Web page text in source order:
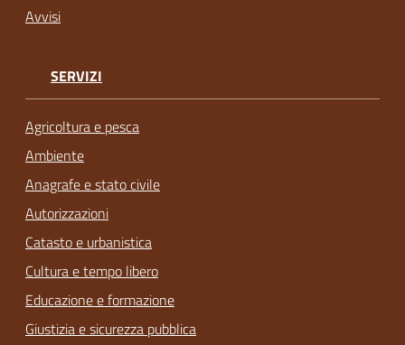
Avvisi
SERVIZI
Agricoltura e pesca
Ambiente
Anagrafe e stato civile
Autorizzazioni
Catasto e urbanistica
Cultura e tempo libero
Educazione e formazione
Giustizia e sicurezza pubblica